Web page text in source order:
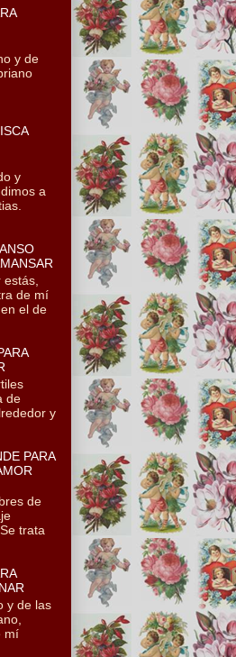
y de
y
a
de mí
el de
de
y
PARA
de
trata
y de las
mí